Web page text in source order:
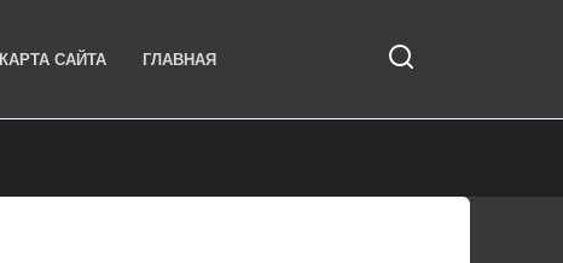
КАРТА САЙТА ГЛАВНАЯ